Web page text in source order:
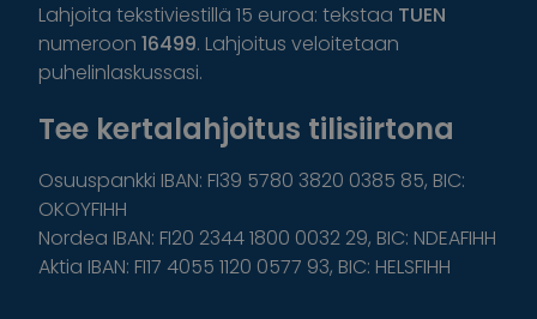
Lahjoita tekstiviestillä 15 euroa: tekstaa TUEN
numeroon 16499. Lahjoitus veloitetaan
puhelinlaskussasi.
Tee kertalahjoitus tilisiirtona
Osuuspankki IBAN: FI39 5780 3820 0385 85, BIC:
OKOYFIHH
Nordea IBAN: FI20 2344 1800 0032 29, BIC: NDEAFIHH
Aktia IBAN: FI17 4055 1120 0577 93, BIC: HELSFIHH